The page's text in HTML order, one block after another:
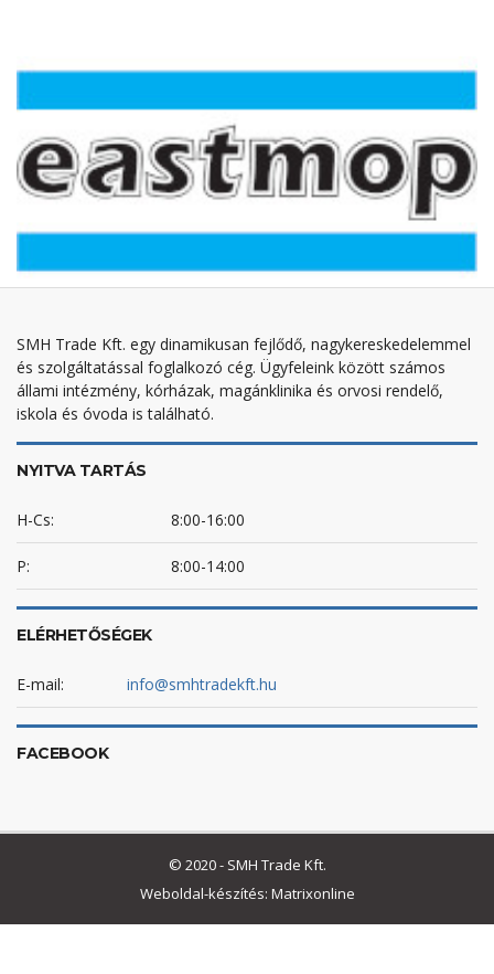
SMH Trade Kft. egy dinamikusan fejlődő, nagykereskedelemmel
és szolgáltatással foglalkozó cég. Ügyfeleink között számos
állami intézmény, kórházak, magánklinika és orvosi rendelő,
iskola és óvoda is található.
NYITVA TARTÁS
H-Cs: 8:00-16:00
P: 8:00-14:00
ELÉRHETŐSÉGEK
E-mail: info@smhtradekft.hu
FACEBOOK
© 2020 - SMH Trade Kft.
Weboldal-készítés: Matrixonline